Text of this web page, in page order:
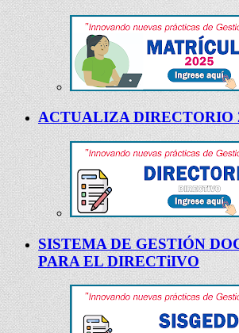
ACTUALIZA DIRECTORIO
SISTEMA DE GESTIÓN
PARA EL DIRECTiIVO